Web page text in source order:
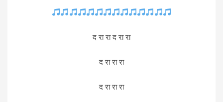
द रा रा द रा रा
द रा रा रा
द रा रा रा